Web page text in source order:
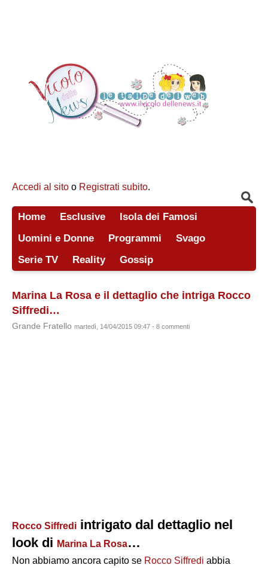
Accedi al sito o Registrati subito.
Home Esclusive
Isola dei Famosi
Uomini e Donne
Programmi
Svago
Serie TV
Reality Gossip
Marina La Rosa e il dettaglio che intriga Rocco
Siffredi…
Grande Fratello martedì, 14/04/2015 09:47 - 8 commenti
Rocco Siffredi intrigato dal dettaglio nel
look di Marina La Rosa…
Non abbiamo ancora capito se Rocco Siffredi abbia